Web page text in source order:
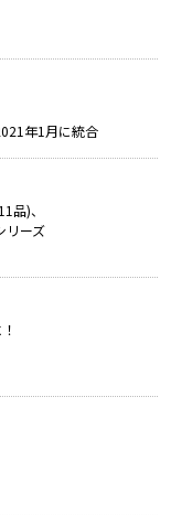
年1月に統合
品)、
リーズ